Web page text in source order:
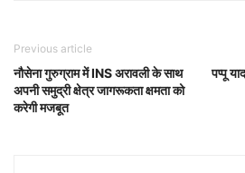
Previous article
नौसेना गुरुग्राम में INS अरावली के साथ
अपनी समुद्री क्षेत्र जागरूकता क्षमता को
करेगी मजबूत
पप्पू